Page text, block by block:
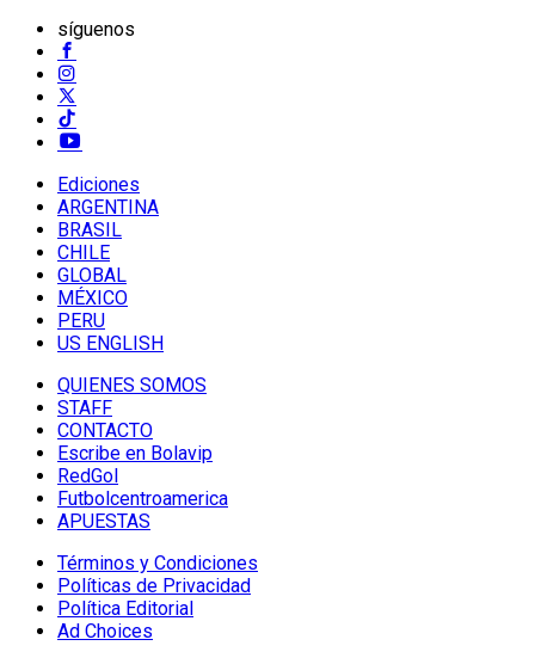
síguenos
Ediciones
ARGENTINA
BRASIL
CHILE
GLOBAL
MÉXICO
PERU
US ENGLISH
QUIENES SOMOS
STAFF
CONTACTO
Escribe en Bolavip
RedGol
Futbolcentroamerica
APUESTAS
Términos y Condiciones
Políticas de Privacidad
Política Editorial
Ad Choices